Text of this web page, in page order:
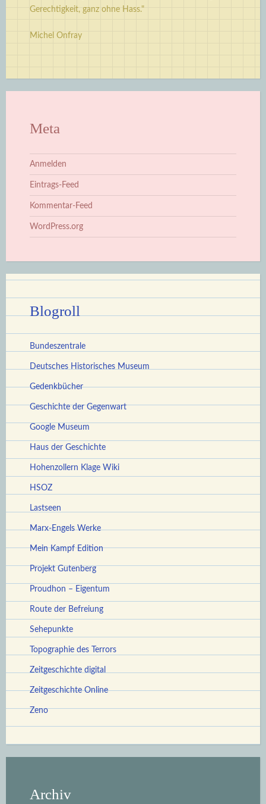
Gerechtigkeit, ganz ohne Hass."
Michel Onfray
Meta
Anmelden
Eintrags-Feed
Kommentar-Feed
WordPress.org
Blogroll
Bundeszentrale
Deutsches Historisches Museum
Gedenkbücher
Geschichte der Gegenwart
Google Museum
Haus der Geschichte
Hohenzollern Klage Wiki
HSOZ
Lastseen
Marx-Engels Werke
Mein Kampf Edition
Projekt Gutenberg
Proudhon – Eigentum
Route der Befreiung
Sehepunkte
Topographie des Terrors
Zeitgeschichte digital
Zeitgeschichte Online
Zeno
Archiv